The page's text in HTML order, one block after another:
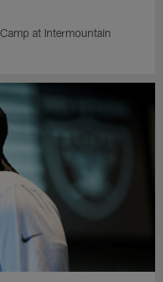
at Intermountain